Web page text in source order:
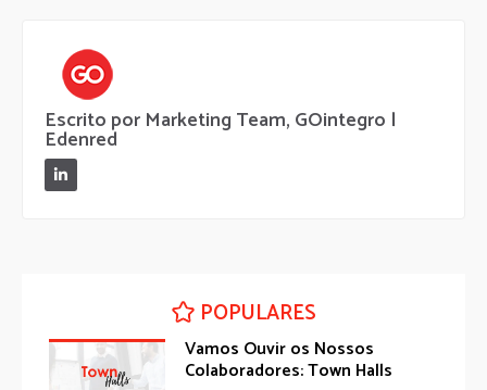
Escrito por Marketing Team, GOintegro |
Edenred
POPULARES
Vamos Ouvir os Nossos
Colaboradores: Town Halls